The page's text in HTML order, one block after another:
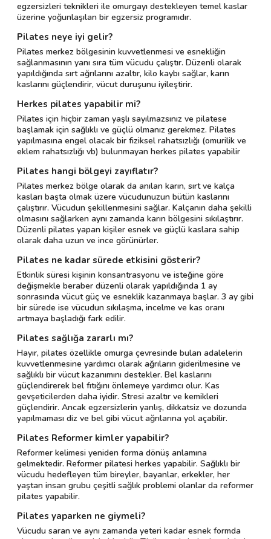
egzersizleri teknikleri ile omurgayı destekleyen temel kaslar
üzerine yoğunlaşılan bir egzersiz programıdır.
Pilates neye iyi gelir?
Pilates merkez bölgesinin kuvvetlenmesi ve esnekliğin
sağlanmasının yanı sıra tüm vücudu çalıştır. Düzenli olarak
yapıldığında sırt ağrılarını azaltır, kilo kaybı sağlar, karın
kaslarını güçlendirir, vücut duruşunu iyileştirir.
Herkes pilates yapabilir mi?
Pilates için hiçbir zaman yaşlı sayılmazsınız ve pilatese
başlamak için sağlıklı ve güçlü olmanız gerekmez. Pilates
yapılmasına engel olacak bir fiziksel rahatsızlığı (omurilik ve
eklem rahatsızlığı vb) bulunmayan herkes pilates yapabilir
Pilates hangi bölgeyi zayıflatır?
Pilates merkez bölge olarak da anılan karın, sırt ve kalça
kasları başta olmak üzere vücudunuzun bütün kaslarını
çalıştırır. Vücudun şekillenmesini sağlar. Kalçanın daha şekilli
olmasını sağlarken aynı zamanda karın bölgesini sıkılaştırır.
Düzenli pilates yapan kişiler esnek ve güçlü kaslara sahip
olarak daha uzun ve ince görünürler.
Pilates ne kadar sürede etkisini gösterir?
Etkinlik süresi kişinin konsantrasyonu ve isteğine göre
değişmekle beraber düzenli olarak yapıldığında 1 ay
sonrasında vücut güç ve esneklik kazanmaya başlar. 3 ay gibi
bir sürede ise vücudun sıkılaşma, incelme ve kas oranı
artmaya başladığı fark edilir.
Pilates sağlığa zararlı mı?
Hayır, pilates özellikle omurga çevresinde bulan adalelerin
kuvvetlenmesine yardımcı olarak ağrıların giderilmesine ve
sağlıklı bir vücut kazanımını destekler. Bel kaslarını
güçlendirerek bel fıtığını önlemeye yardımcı olur. Kas
gevşeticilerden daha iyidir. Stresi azaltır ve kemikleri
güçlendirir. Ancak egzersizlerin yanlış, dikkatsiz ve dozunda
yapılmaması diz ve bel gibi vücut ağrılarına yol açabilir.
Pilates Reformer kimler yapabilir?
Reformer kelimesi yeniden forma dönüş anlamına
gelmektedir. Reformer pilatesi herkes yapabilir. Sağlıklı bir
vücudu hedefleyen tüm bireyler, bayanlar, erkekler, her
yaştan insan grubu çeşitli sağlık problemi olanlar da reformer
pilates yapabilir.
Pilates yaparken ne giymeli?
Vücudu saran ve aynı zamanda yeteri kadar esnek formda